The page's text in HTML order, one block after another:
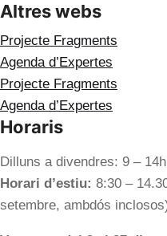
Altres webs
Projecte Fragments
Agenda d’Expertes
Projecte Fragments
Agenda d’Expertes
Horaris
Dilluns a divendres: 9 –
Horari d’estiu: 8:30 –
setembre, ambdós